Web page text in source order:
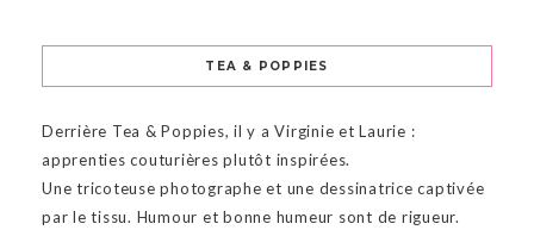
TEA & POPPIES
Derrière Tea & Poppies, il y a Virginie et Laurie :
apprenties couturières plutôt inspirées.
Une tricoteuse photographe et une dessinatrice captivée
par le tissu. Humour et bonne humeur sont de rigueur.